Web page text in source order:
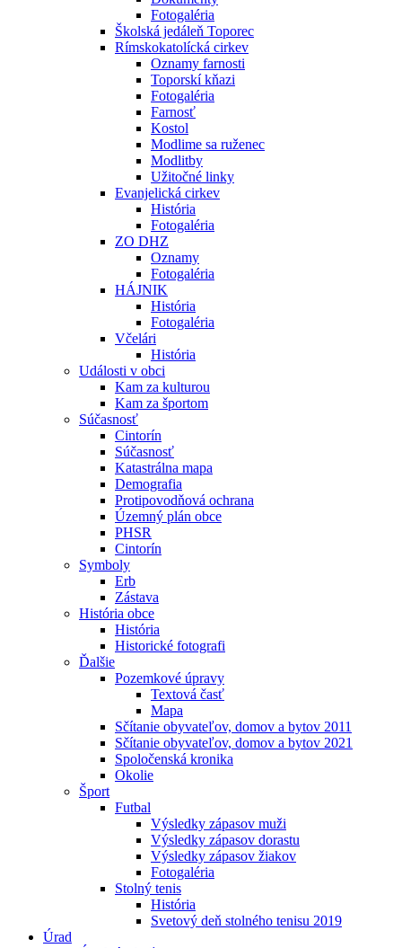
Fotogaléria
Školská jedáleň Toporec
Rímskokatolícká cirkev
Oznamy farnosti
Toporskí kňazi
Fotogaléria
Farnosť
Kostol
Modlime sa ruženec
Modlitby
Užitočné linky
Evanjelická cirkev
História
Fotogaléria
ZO DHZ
Oznamy
Fotogaléria
HÁJNIK
História
Fotogaléria
Včelári
História
Události v obci
Kam za kulturou
Kam za športom
Súčasnosť
Cintorín
Súčasnosť
Katastrálna mapa
Demografia
Protipovodňová ochrana
Územný plán obce
PHSR
Cintorín
Symboly
Erb
Zástava
História obce
História
Historické fotografi
Ďalšie
Pozemkové úpravy
Textová časť
Mapa
Sčítanie obyvateľov, domov a bytov 2011
Sčítanie obyvateľov, domov a bytov 2021
Spoločenská kronika
Okolie
Šport
Futbal
Výsledky zápasov muži
Výsledky zápasov dorastu
Výsledky zápasov žiakov
Fotogaléria
Stolný tenis
História
Svetový deň stolného tenisu 2019
Úrad